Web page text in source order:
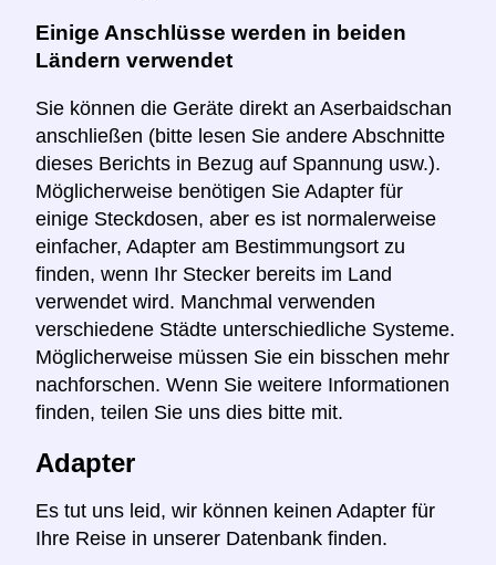
Einige Anschlüsse werden in beiden
Ländern verwendet
Sie können die Geräte direkt an Aserbaidschan
anschließen (bitte lesen Sie andere Abschnitte
dieses Berichts in Bezug auf Spannung usw.).
Möglicherweise benötigen Sie Adapter für
einige Steckdosen, aber es ist normalerweise
einfacher, Adapter am Bestimmungsort zu
finden, wenn Ihr Stecker bereits im Land
verwendet wird. Manchmal verwenden
verschiedene Städte unterschiedliche Systeme.
Möglicherweise müssen Sie ein bisschen mehr
nachforschen. Wenn Sie weitere Informationen
finden, teilen Sie uns dies bitte mit.
Adapter
Es tut uns leid, wir können keinen Adapter für
Ihre Reise in unserer Datenbank finden.